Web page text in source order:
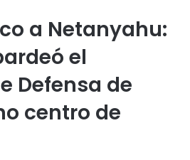
a Netanyahu:
el
Defensa de
centro de